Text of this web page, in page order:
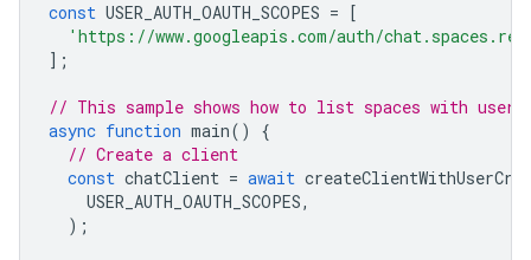
const USER_AUTH_OAUTH_SCOPES = [
'https://www.googleapis.com/auth/
];
// This sample shows how to list spaces with user
async function main()
{
// Create a client
const chatClient = await
USER_AUTH_OAUTH_SCOPES,
);